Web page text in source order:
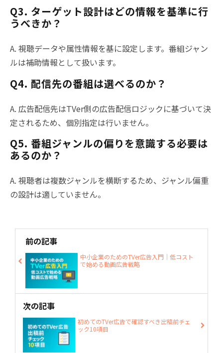
Q3. ターゲット設計はどの情報を基準に行
うべきか？
A. 視聴データや属性情報を基に設定します。番組ジャン
ルは補助情報として扱います。
Q4. 配信先の番組は選べるのか？
A. 広告配信先はTVer側の広告配信ロジックに基づいて決
定されるため、個別指定は行いません。
Q5. 番組ジャンルの偏りを意識する必要は
あるのか？
A. 視聴者は複数ジャンルを横断するため、ジャンル偏重
の設計は適していません。
前の記事
中小企業のためのTVer広告入門｜低コスト
で始める動画広告戦略
次の記事
初めてのTVer広告で確認すべき出稿前チェ
ック10項目